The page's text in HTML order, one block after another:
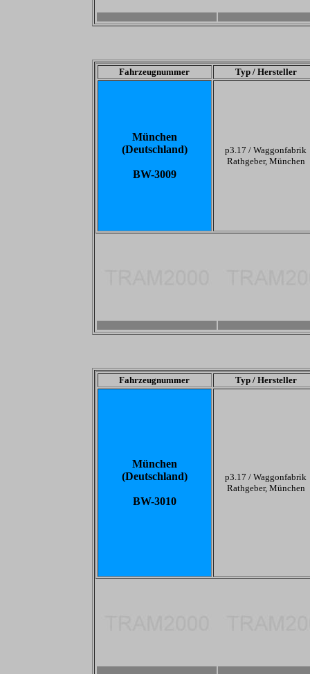
Fahrzeugnummer Typ / Hersteller
München
(Deutschland)
BW-3009
p3.17 / Waggonfabrik
Rathgeber, München
Fahrzeugnummer Typ / Hersteller
München
(Deutschland)
BW-3010
p3.17 / Waggonfabrik
Rathgeber, München